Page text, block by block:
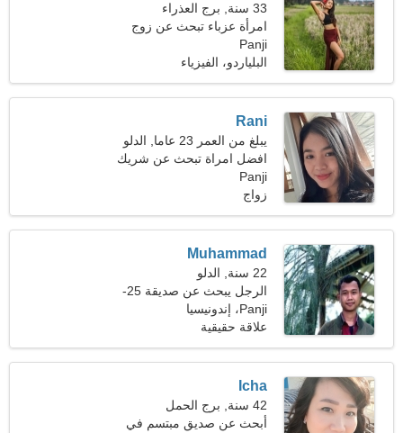
33 سنة, برج العذراء
امرأة عزباء تبحث عن زوج
37-43
Panji
البلياردو، الفيزياء
Rani
يبلغ من العمر 23 عاما, الدلو
افضل امراة تبحث عن شريك
Panji
زواج
Muhammad
22 سنة, الدلو
الرجل يبحث عن صديقة 25-
31
Panji، إندونيسيا
علاقة حقيقية
Icha
42 سنة, برج الحمل
أبحث عن صديق مبتسم في